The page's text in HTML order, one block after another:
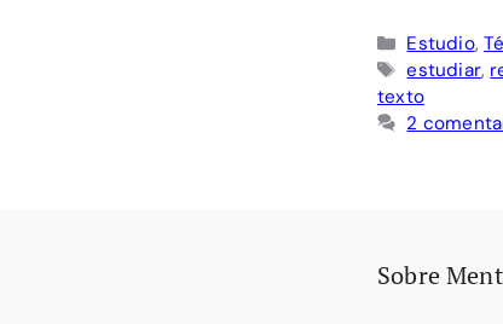
Categorías
Estudio,
Etiquetas
estudiar,
texto
2
Sobre